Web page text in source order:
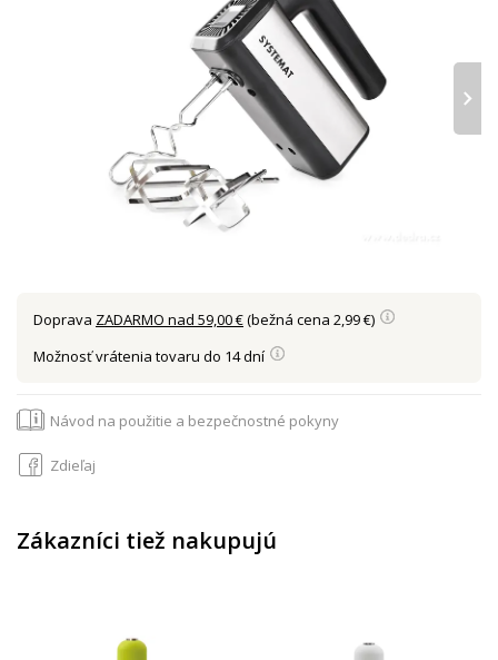
›
Doprava ZADARMO nad 59,00 €(bežná cena 2,99 €)
Možnosť vrátenia tovaru do 14 dní
Návod na použitie a bezpečnostné pokyny
Zdieľaj
Zákazníci tiež nakupujú